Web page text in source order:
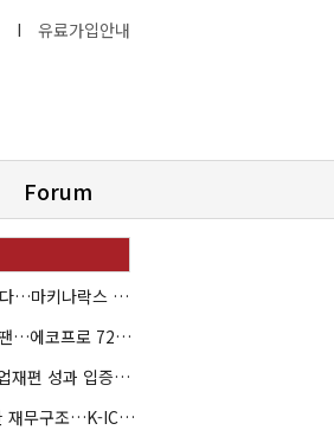
I 유료가입안내
Forum
HB인베스트, IPO 무산 때 더 샀다…마키나락스 투자 2.7배 회수
에코프로비엠, 1.2조 유증 차질 땐…에코프로 7270억 '독박'
상장사 옷 벗는 신세계푸드…사업재편 성과 입증할까
NH농협생명, 금리상승에 취약한 재무구조…K-ICS 변동성 '주의보'